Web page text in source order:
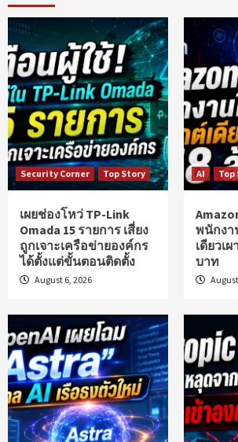
Security Corner Top Story
เผยช่องโหว่ TP-Link
Omada 15 รายการ เสี่ยง
ถูกเจาะเครือข่ายองค์กร
ได้ตั้งแต่ขั้นตอนติดตั้ง
August 6, 2026
AI Top
พนักงา
เดียวเ
บาท